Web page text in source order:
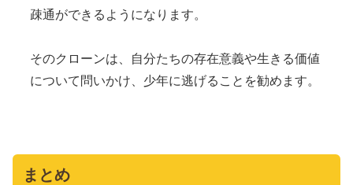
疎通ができるようになります。
そのクローンは、自分たちの存在意義や生きる価値
について問いかけ、少年に逃げることを勧めます。
まとめ